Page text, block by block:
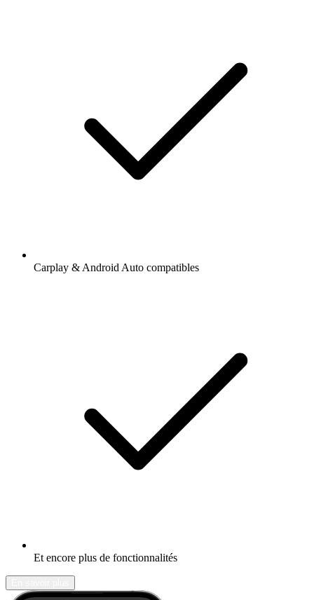
Carplay & Android Auto compatibles
Et encore plus de fonctionnalités